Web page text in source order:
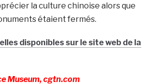
la culture chinoise alors que
étaient fermés.
disponibles sur le site web de la
Museum, cgtn.com